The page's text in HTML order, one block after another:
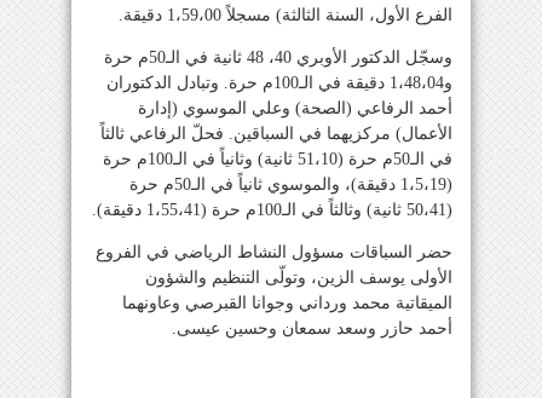
الفرع الأول، السنة الثالثة) مسجلاً 1،59،00 دقيقة.
وسجّل الدكتور الأوبري 40، 48 ثانية في الـ50م حرة
و1،48،04 دقيقة في الـ100م حرة. وتبادل الدكتوران
أحمد الرفاعي (الصحة) وعلي الموسوي (إدارة
الأعمال) مركزيهما في السباقين. فحلّ الرفاعي ثالثاً
في الـ50م حرة (51،10 ثانية) وثانياً في الـ100م حرة
(1،5،19 دقيقة)، والموسوي ثانياً في الـ50م حرة
(50،41 ثانية) وثالثاً في الـ100م حرة (1،55،41 دقيقة).
حضر السباقات مسؤول النشاط الرياضي في الفروع
الأولى يوسف الزين، وتولّى التنظيم والشؤون
الميقاتية محمد ورداني وجوانا القبرصي وعاونهما
أحمد حازر وسعد سمعان وحسين عيسى.